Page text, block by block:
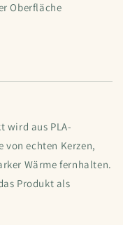
Oberfläche
wird aus PLA-
echten Kerzen,
Wärme fernhalten.
Produkt als